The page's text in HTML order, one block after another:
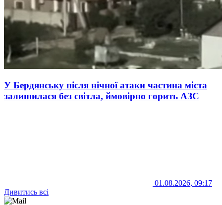
У Бердянську після нічної атаки частина міста
залишилася без світла, ймовірно горить АЗС
01.08.2026, 09:17
Дивитись всі